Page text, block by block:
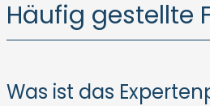
Häufig gestellte
Was ist das